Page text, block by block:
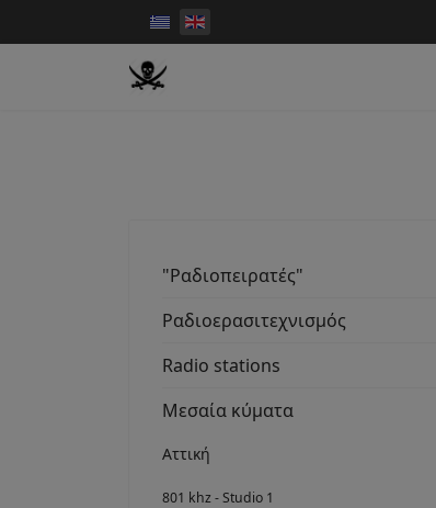
"Ραδιοπειρατές"
Ραδιοερασιτεχνισμός
Radio stations
Μεσαία κύματα
Αττική
801 khz - Studio 1